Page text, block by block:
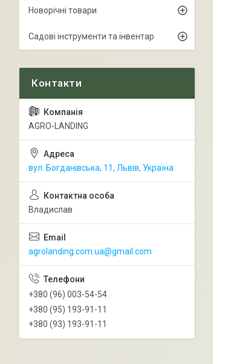
Новорічні товари
Садові інструменти та інвентар
AGRO-LANDING
вул. Богданівська, 11, Львів, Україна
Владислав
agrolanding.com.ua@gmail.com
+380 (96) 003-54-54
+380 (95) 193-91-11
+380 (93) 193-91-11